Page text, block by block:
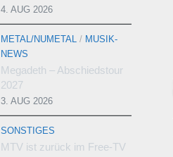
4. AUG 2026
METAL/NUMETAL / MUSIK-
NEWS
Megadeth – Abschiedstour
2027
3. AUG 2026
SONSTIGES
MTV ist zurück im Free-TV